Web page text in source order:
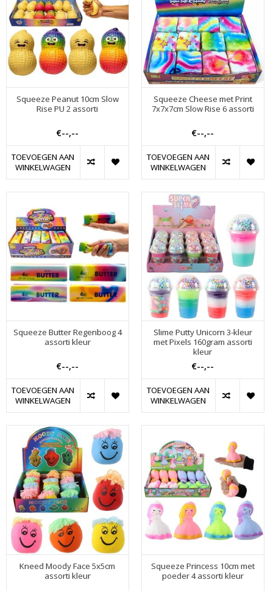
Squeeze Peanut 10cm Slow
Rise PU 2 assorti
€--,--
TOEVOEGEN AAN
WINKELWAGEN
Squeeze Cheese met Print
7x7x7cm Slow Rise 6 assorti
€--,--
TOEVOEGEN AAN
WINKELWAGEN
Squeeze Butter Regenboog 4
assorti kleur
€--,--
TOEVOEGEN AAN
WINKELWAGEN
Slime Putty Unicorn 3-kleur
met Pixels 160gram assorti
kleur
€--,--
TOEVOEGEN AAN
WINKELWAGEN
Kneed Moody Face 5x5cm
assorti kleur
Squeeze Princess 10cm met
poeder 4 assorti kleur